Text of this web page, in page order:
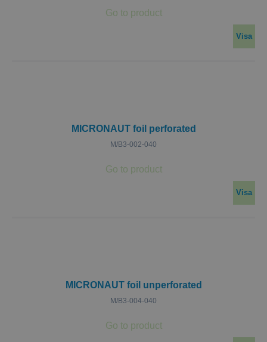
Visa
MICRONAUT foil perforated
M/B3-002-040
Visa
MICRONAUT foil unperforated
M/B3-004-040